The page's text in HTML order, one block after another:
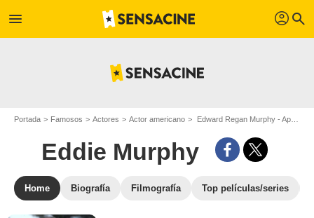
menu profil search
Portada Famosos Actores Actor americano Edward Regan Murphy - Apodo : Eddie Murphy
Eddie Murphy
Home Biografía Filmografía Top películas/series